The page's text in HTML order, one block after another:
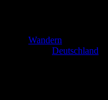
Wandern
Deutschland